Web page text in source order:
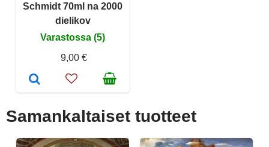
Schmidt 70ml na 2000
dielikov
Varastossa (5)
9,00 €
Samankaltaiset tuotteet